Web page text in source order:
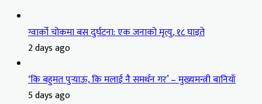
ग्वार्को चोकमा बस दुर्घटना: एक जनाको मृत्यु, १८ घाइते
2 days ago
‘कि बहुमत पुर्‍याऊ, कि मलाई नै समर्थन गर’ – मुख्यमन्त्री बानियाँ
5 days ago